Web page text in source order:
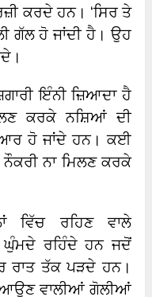
ਕਰਦੇ ਹਨ। ‘ਸਿਰ ਤੇ
ਗੱਲ ਹੋ ਜਾਂਦੀ ਹੈ। ਉਹ
ਇੰਨੀ ਜ਼ਿਆਦਾ ਹੈ
ਕਰਕੇ ਨਸ਼ਿਆਂ ਦੀ
ਹੋ ਜਾਂਦੇ ਹਨ। ਕਈ
ਨਾ ਮਿਲਣ ਕਰਕੇ
ਵਿੱਚ ਰਹਿਣ ਵਾਲੇ
ਘੁੰਮਦੇ ਰਹਿੰਦੇ ਹਨ ਜਦੋਂ
ਰਾਤ ਤੱਕ ਪੜਦੇ ਹਨ।
ਆਉਣ ਵਾਲੀਆਂ ਗੋਲੀਆਂ